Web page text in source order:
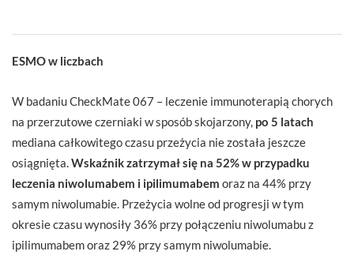
ESMO w liczbach
W badaniu CheckMate 067 – leczenie immunoterapią chorych
na przerzutowe czerniaki w sposób skojarzony, po 5 latach
mediana całkowitego czasu przeżycia nie została jeszcze
osiągnięta. Wskaźnik zatrzymał się na 52% w przypadku
leczenia niwolumabem i ipilimumabem oraz na 44% przy
samym niwolumabie. Przeżycia wolne od progresji w tym
okresie czasu wynosiły 36% przy połączeniu niwolumabu z
ipilimumabem oraz 29% przy samym niwolumabie.